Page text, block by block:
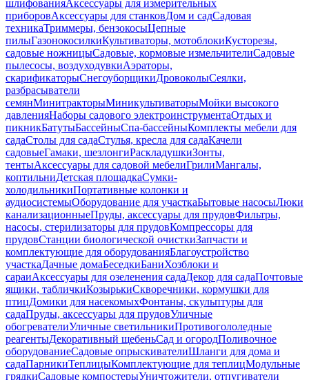
шлифованияАксессуары для измерительных
приборовАксессуары для станковДом и садСадовая
техникаТриммеры, бензокосыЦепные
пилыГазонокосилкиКультиваторы, мотоблокиКусторезы,
садовые ножницыСадовые, кормовые измельчителиСадовые
пылесосы, воздуходувкиАэраторы,
скарификаторыСнегоуборщикиДровоколыСеялки,
разбрасыватели
семянМинитракторыМиникультиваторыМойки высокого
давленияНаборы садового электроинструментаОтдых и
пикникБатутыБассейныСпа-бассейныКомплекты мебели для
садаСтолы для садаСтулья, кресла для садаКачели
садовыеГамаки, шезлонгиРаскладушкиЗонты,
тентыАксессуары для садовой мебелиГрилиМангалы,
коптильниДетская площадкаСумки-
холодильникиПортативные колонки и
аудиосистемыОборудование для участкаБытовые насосыЛюки
канализационныеПруды, аксессуары для прудовФильтры,
насосы, стерилизаторы для прудовКомпрессоры для
прудовСтанции биологической очисткиЗапчасти и
комплектующие для оборудованияБлагоустройство
участкаДачные домаБеседкиБаниХозблоки и
сараиАксессуары для озеленения садаДекор для садаПочтовые
ящики, табличкиКозырькиСкворечники, кормушки для
птицДомики для насекомыхФонтаны, скульптуры для
садаПруды, аксессуары для прудовУличные
обогревателиУличные светильникиПротивогололедные
реагентыДекоративный щебеньСад и огородПоливочное
оборудованиеСадовые опрыскивателиШланги для дома и
садаПарникиТеплицыКомплектующие для теплицМодульные
грядкиСадовые компостерыУничтожители, отпугиватели